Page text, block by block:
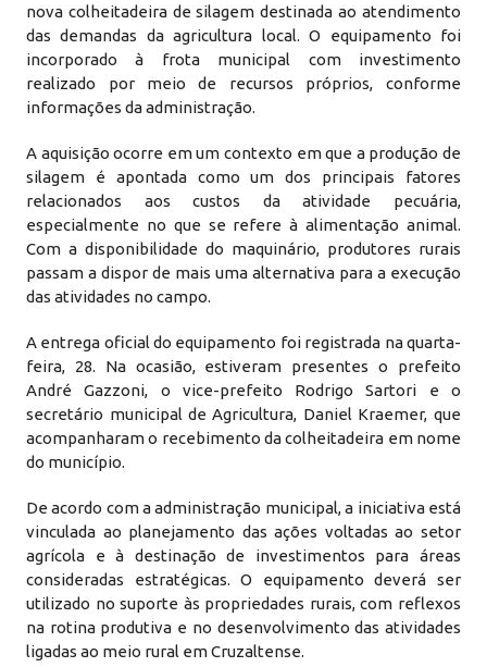
nova colheitadeira de silagem destinada ao atendimento
das demandas da agricultura local. O equipamento foi
incorporado à frota municipal com investimento
realizado por meio de recursos próprios, conforme
informações da administração.
A aquisição ocorre em um contexto em que a produção de
silagem é apontada como um dos principais fatores
relacionados aos custos da atividade pecuária,
especialmente no que se refere à alimentação animal.
Com a disponibilidade do maquinário, produtores rurais
passam a dispor de mais uma alternativa para a execução
das atividades no campo.
A entrega oficial do equipamento foi registrada na quarta-
feira, 28. Na ocasião, estiveram presentes o prefeito
André Gazzoni, o vice-prefeito Rodrigo Sartori e o
secretário municipal de Agricultura, Daniel Kraemer, que
acompanharam o recebimento da colheitadeira em nome
do município.
De acordo com a administração municipal, a iniciativa está
vinculada ao planejamento das ações voltadas ao setor
agrícola e à destinação de investimentos para áreas
consideradas estratégicas. O equipamento deverá ser
utilizado no suporte às propriedades rurais, com reflexos
na rotina produtiva e no desenvolvimento das atividades
ligadas ao meio rural em Cruzaltense.